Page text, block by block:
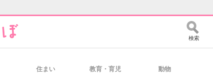
検索
住まい 教育・育児 動物